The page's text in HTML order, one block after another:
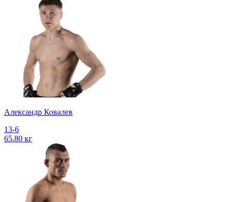
Александр Ковалев
13-6
65.80 кг